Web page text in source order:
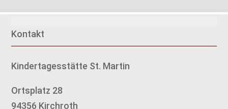
Kontakt
Kindertagesstätte St. Martin
Ortsplatz 28
94356 Kirchroth